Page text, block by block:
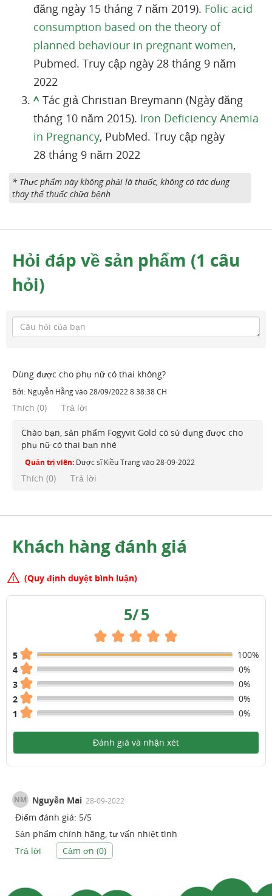
đăng ngày 15 tháng 7 năm 2019). Folic acid
consumption based on the theory of
planned behaviour in pregnant women,
Pubmed. Truy cập ngày 28 tháng 9 năm
2022
^ Tác giả Christian Breymann (Ngày đăng
tháng 10 năm 2015). Iron Deficiency Anemia
in Pregnancy, PubMed. Truy cập ngày
28 tháng 9 năm 2022
* Thực phẩm này không phải là thuốc, không có tác dụng
thay thế thuốc chữa bệnh
Hỏi đáp về sản phẩm (1 câu
hỏi)
Dùng được cho phụ nữ có thai không?
Bởi: Nguyễn Hằngvào28/09/2022 8:38:38 CH
Thích (0) Trả lời
Chào bạn, sản phẩm Fogyvit Gold có sử dụng được cho
phụ nữ có thai bạn nhé
Quản trị viên: Dược sĩ Kiều Trangvào28-09-2022
Thích (0) Trả lời
Khách hàng đánh giá
(Quy định duyệt bình luận)
5/5
5
100%
4
0%
3
0%
2
0%
1
0%
Đánh giá và nhận xét
NM Nguyễn Mai 28-09-2022
Điểm đánh giá: 5/5
Sản phẩm chính hãng, tư vấn nhiệt tình
Trả lời
Cảm ơn (0)